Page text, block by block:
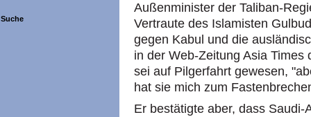
Suche
Außenminister der Taliban-
Vertraute des Islamisten
gegen Kabul und die
in der Web-Zeitung Asia
sei auf Pilgerfahrt gewesen,
hat sie mich zum
Er bestätigte aber, dass